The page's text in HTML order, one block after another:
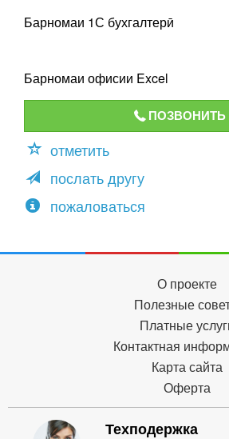
Барномаи 1С бухгалтерӣ
Барномаи офисии Excel
ПОЗВОНИТЬ
отметить
послать другу
пожаловаться
О проекте
Полезные
Платные
Контактная
Карта сайта
Оферта
Техподержка